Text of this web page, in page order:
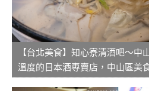
【台北美食】知心寮清酒吧～中
溫度的日本酒專賣店，中山區美